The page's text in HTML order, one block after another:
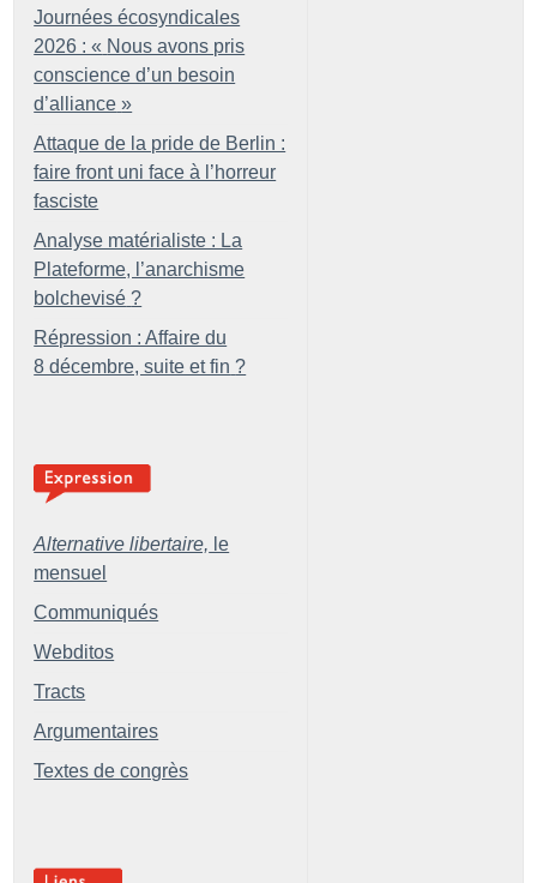
Journées écosyndicales
2026 : « Nous avons pris
conscience d’un besoin
d’alliance »
Attaque de la pride de Berlin :
faire front uni face à l’horreur
fasciste
Analyse matérialiste : La
Plateforme, l’anarchisme
bolchevisé ?
Répression : Affaire du
8 décembre, suite et fin ?
Alternative libertaire, le
mensuel
Communiqués
Webditos
Tracts
Argumentaires
Textes de congrès